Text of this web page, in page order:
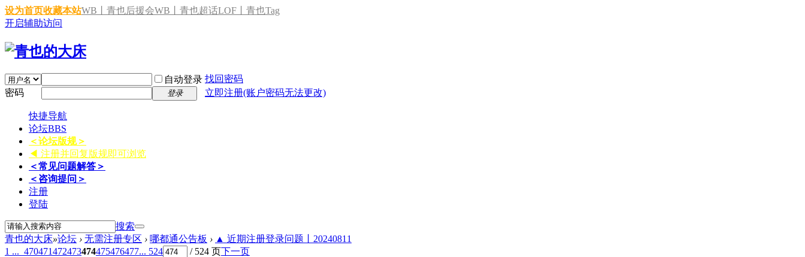
设为首页收藏本站WB丨青也后援会WB丨青也超话LOF丨青也Tag
开启辅助访问
自动登录 找回密码
密码
登录 立即注册(账户密码无法更改)
快捷导航
论坛BBS
＜论坛版规＞
◀ 注册并回复版规即可浏览
＜常见问题解答＞
＜咨询提问＞
注册
登陆
搜索
青也的大床»论坛 › 无需注册专区 › 哪都通公告板 › ▲ 近期注册登录问题丨20240811
1 ... 470471472473474475476477... 524 / 524 页下一页